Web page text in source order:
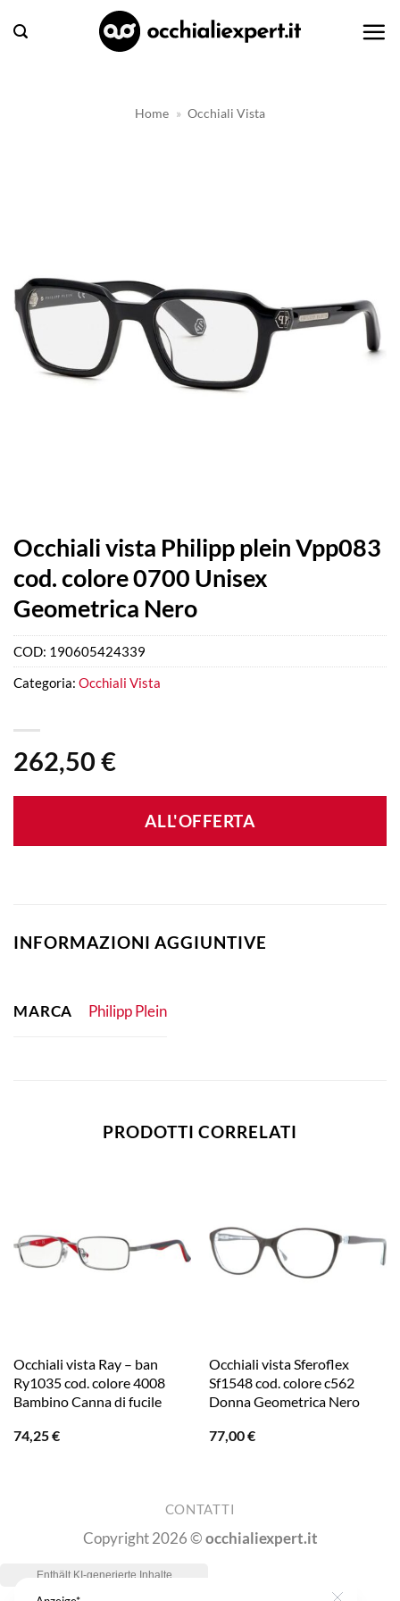
Home » Occhiali Vista
Occhiali vista Philipp plein Vpp083
cod. colore 0700 Unisex
Geometrica Nero
262,50 €
ALL'OFFERTA
COD: 190605424339
Categoria: Occhiali Vista
INFORMAZIONI AGGIUNTIVE
MARCA Philipp Plein
PRODOTTI CORRELATI
Occhiali vista Ray – ban
Ry1035 cod. colore 4008
Bambino Canna di fucile
74,25€
Occhiali vista Sferoflex
Sf1548 cod. colore c562
Donna Geometrica Nero
77,00€
CONTATTI
Copyright 2026 ©occhialiexpert.it